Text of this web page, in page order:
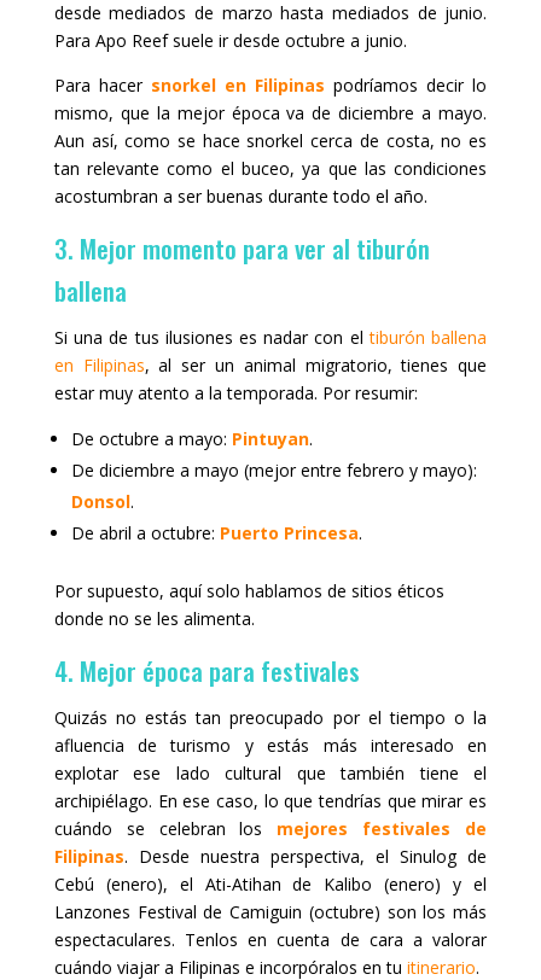
desde mediados de marzo hasta mediados de junio.
Para Apo Reef suele ir desde octubre a junio.
Para hacer snorkel en Filipinas podríamos decir lo
mismo, que la mejor época va de diciembre a mayo.
Aun así, como se hace snorkel cerca de costa, no es
tan relevante como el buceo, ya que las condiciones
acostumbran a ser buenas durante todo el año.
3. Mejor momento para ver al tiburón
ballena
Si una de tus ilusiones es nadar con eltiburón ballena
en Filipinas, al ser un animal migratorio, tienes que
estar muy atento a la temporada. Por resumir:
De octubre a mayo: Pintuyan.
De diciembre a mayo (mejor entre febrero y mayo):
Donsol.
De abril a octubre: Puerto Princesa.
Por supuesto, aquí solo hablamos de sitios éticos
donde no se les alimenta.
4. Mejor época para festivales
Quizás no estás tan preocupado por el tiempo o la
afluencia de turismo y estás más interesado en
explotar ese lado cultural que también tiene el
archipiélago. En ese caso, lo que tendrías que mirar es
cuándo se celebran los mejores festivales de
Filipinas. Desde nuestra perspectiva, el Sinulog de
Cebú (enero), el Ati-Atihan de Kalibo (enero) y el
Lanzones Festival de Camiguin (octubre) son los más
espectaculares. Tenlos en cuenta de cara a valorar
cuándo viajar a Filipinas e incorpóralos en tu itinerario.